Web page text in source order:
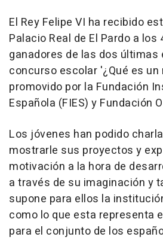
El Rey Felipe VI ha recibido
Palacio Real de El Pardo a los
ganadores de las dos últimas
concurso escolar '¿Qué es un
promovido por la Fundación
Española (FIES) y Fundación
Los jóvenes han podido
mostrarle sus proyectos y
motivación a la hora de
a través de su imaginación y
supone para ellos la
como lo que esta representa
para el conjunto de los